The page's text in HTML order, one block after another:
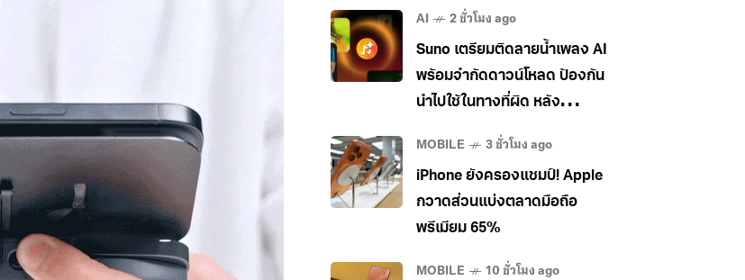
AI 2 ชั่วโมง ago
Suno เตรียมติดลายน้ำเพลง AI
พร้อมจำกัดดาวน์โหลด ป้องกัน
นำไปใช้ในทางที่ผิด หลัง
MOBILE 3 ชั่วโมง ago
iPhone ยังครองแชมป์! Apple
กวาดส่วนแบ่งตลาดมือถือ
พรีเมียม 65%
MOBILE 10 ชั่วโมง ago